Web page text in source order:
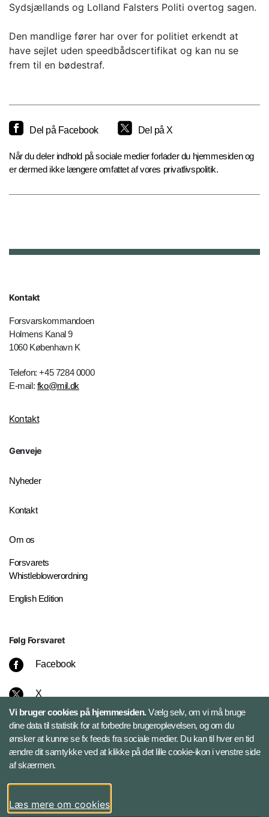
Sydsjællands og Lolland Falsters Politi overtog sagen.
Den mandlige fører har over for politiet erkendt at
have sejlet uden speedbådscertifikat og kan nu se
frem til en bødestraf.
Del på Facebook Del på X
Når du deler indhold på sociale medier forlader du hjemmesiden og
er dermed ikke længere omfattet af vores privatlivspolitik.
Kontakt
Forsvarskommandoen
Holmens Kanal 9
1060 København K
Telefon: +45 7284 0000
E-mail: fko@mil.dk
Kontakt
Genveje
Nyheder
Kontakt
Om os
Forsvarets
Whistleblowerordning
English Edition
Følg Forsvaret
Facebook
X
Instagram
Bluesky
LinkedIn
Vi bruger cookies på hjemmesiden.Vælg selv, om vi må bruge
dine data til statistik for at forbedre brugeroplevelsen, og om du
ønsker at kunne se fx feeds fra sociale medier. Du kan til hver en tid
ændre dit samtykke ved at klikke på det lille cookie-ikon i venstre side
af skærmen.
Læs mere om cookies